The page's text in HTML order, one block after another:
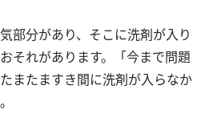
部分があり、そこに洗剤が入り
それがあります。「今まで問題
またますき間に洗剤が入らなか